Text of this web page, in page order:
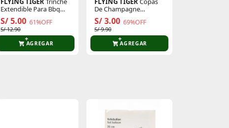
Extendible Para Bbq
3002386
S/ 5.00 61%OFF
S/ 12.90
AGREGAR
De Champagne
3001451
S/ 3.00 69%OFF
S/ 9.90
AGREGAR